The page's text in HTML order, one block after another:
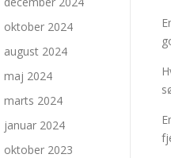
oktober 2024
august 2024
maj 2024
marts 2024
januar 2024
oktober 2023